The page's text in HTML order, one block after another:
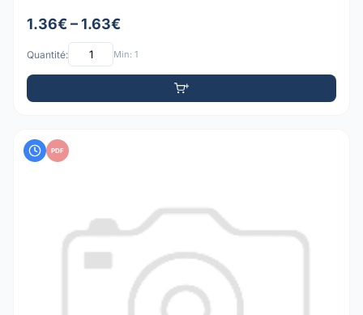
1.36€ – 1.63€
Quantité: Min: 1
PDF